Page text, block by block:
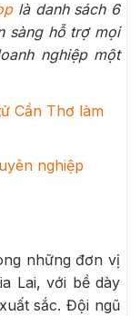
là danh sách 6
sàng hỗ trợ mọi
nghiệp một
Cần Thơ làm
nghiệp
những đơn vị
Lai, với bề dày
sắc. Đội ngũ